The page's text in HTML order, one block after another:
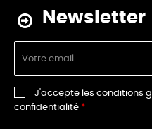
Newsletter
J'accepte les conditions
confidentialité